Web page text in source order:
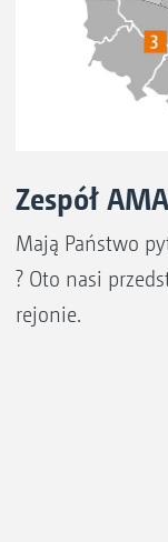
Zespół
Mają Państwo
? Oto nasi
rejonie.